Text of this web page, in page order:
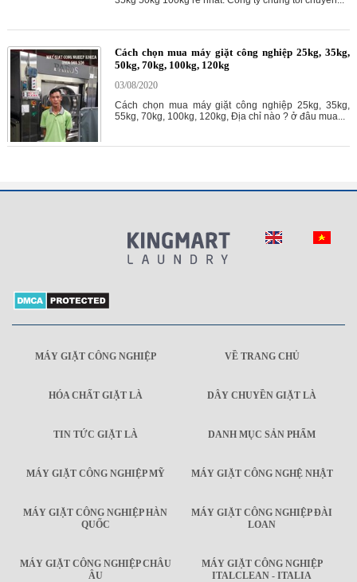
Cách chọn mua máy giặt công nghiệp 25kg, 35kg,
50kg, 70kg, 100kg, 120kg
03/08/2020
Cách chọn mua máy giặt công nghiệp 25kg, 35kg,
55kg, 70kg, 100kg, 120kg, Địa chỉ nào ? ở đâu mua...
MÁY GIẶT CÔNG NGHIỆP VỀ TRANG CHỦ
HÓA CHẤT GIẶT LÀ DÂY CHUYỀN GIẶT LÀ
TIN TỨC GIẶT LÀ DANH MỤC SẢN PHẨM
MÁY GIẶT CÔNG NGHIỆP MỸ MÁY GIẶT CÔNG NGHỆ NHẬT
MÁY GIẶT CÔNG NGHIỆP HÀN
QUỐC
MÁY GIẶT CÔNG NGHIỆP ĐÀI
LOAN
MÁY GIẶT CÔNG NGHIỆP CHÂU
ÂU
MÁY GIẶT CÔNG NGHIỆP
ITALCLEAN - ITALIA